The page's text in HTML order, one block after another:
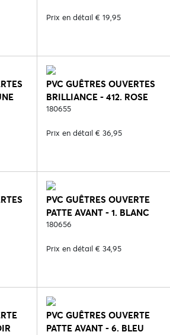
Prix en détail € 19,95
PVC GUÊTRES OUVERTES
BRILLIANCE - 412. ROSE
QUARTZ
180655
Prix en détail € 36,95
PVC GUÊTRES OUVERTE
PATTE AVANT - 1. BLANC
180656
Prix en détail € 34,95
PVC GUÊTRES OUVERTE
PATTE AVANT - 6. BLEU